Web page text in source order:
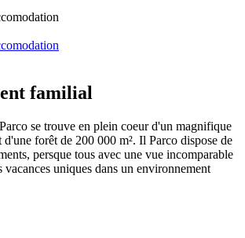
familial
se trouve en plein coeur d'un magnifique
d'une forêt de 200 000 m². Il Parco dispose de
persque tous avec une vue incomparable
vacances uniques dans un environnement